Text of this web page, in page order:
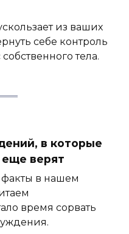
из ваших
себе контроль
тела.
в которые
еще верят
в нашем
время сорвать